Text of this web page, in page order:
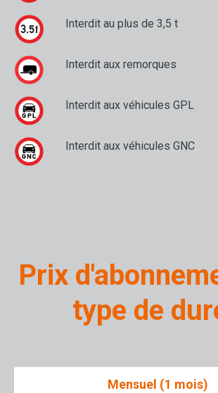
Interdit au plus de 3,5 t
Interdit aux remorques
Interdit aux véhicules GPL
Interdit aux véhicules GNC
Prix
type de
Mensuel (1 mois)